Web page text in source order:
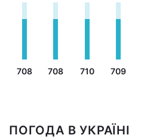
708 708 710 709
ПОГОДА В УКРАЇНІ